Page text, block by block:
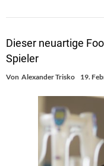
Dieser neuartige
Spieler
Von Alexander Trisko 19.